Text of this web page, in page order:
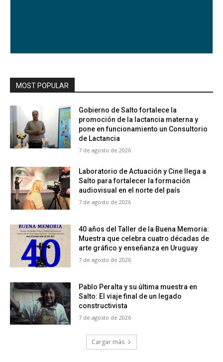
MOST POPULAR
Gobierno de Salto fortalece la
promoción de la lactancia materna y
pone en funcionamiento un Consultorio
de Lactancia
7 de agosto de 2026
Laboratorio de Actuación y Cine llega a
Salto para fortalecer la formación
audiovisual en el norte del país
7 de agosto de 2026
40 años del Taller de la Buena Memoria:
Muestra que celebra cuatro décadas de
arte gráfico y enseñanza en Uruguay
7 de agosto de 2026
Pablo Peralta y su última muestra en
Salto: El viaje final de un legado
constructivista
7 de agosto de 2026
Cargar más